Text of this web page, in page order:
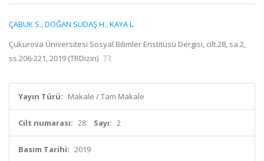
ÇABUK S.,DOĞAN SÜDAŞ H.,KAYA L.
Çukurova Üniversitesi Sosyal Bilimler Enstitüsü Dergisi, cilt.28, sa.2,
ss.206-221, 2019 (TRDizin)
Yayın Türü: Makale / Tam Makale
Cilt numarası: 28 Sayı: 2
Basım Tarihi: 2019